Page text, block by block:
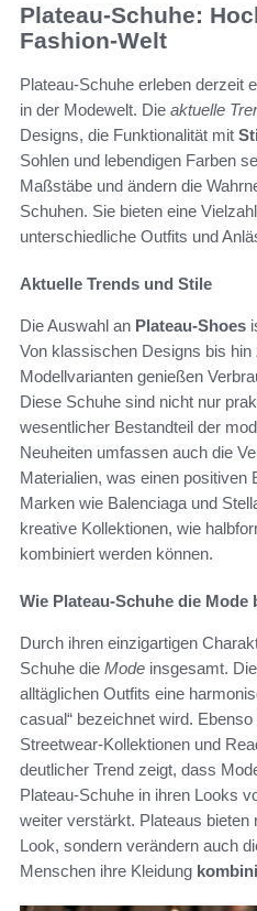
Plateau-Schuhe:
Fashion-Welt
Plateau-Schuhe erleben derzeit
in der Modewelt. Die aktuelle
Designs, die Funktionalität mit
Sohlen und lebendigen Farben
Maßstäbe und ändern die
Schuhen. Sie bieten eine
unterschiedliche Outfits und
Aktuelle Trends und Stile
Die Auswahl an Plateau-Shoes
Von klassischen Designs bis
Modellvarianten genießen
Diese Schuhe sind nicht nur
wesentlicher Bestandteil der
Neuheiten umfassen auch die
Materialien, was einen positiven
Marken wie Balenciaga und
kreative Kollektionen, wie
kombiniert werden können.
Wie Plateau-Schuhe die Mode
Durch ihren einzigartigen
Schuhe die Mode insgesamt.
alltäglichen Outfits eine
casual“ bezeichnet wird.
Streetwear-Kollektionen und
deutlicher Trend zeigt, dass
Plateau-Schuhe in ihren Looks
weiter verstärkt. Plateaus bieten
Look, sondern verändern auch
Menschen ihre Kleidung